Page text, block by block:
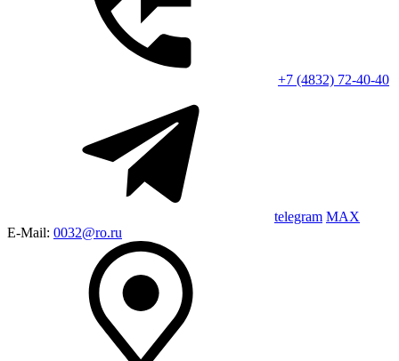
+7 (4832) 72-40-40
telegram MAX
E-Mail: 0032@ro.ru